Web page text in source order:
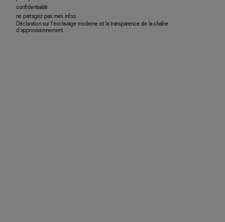
confidentialité
ne partagez pas mes infos
Déclaration sur l’esclavage moderne et la transparence de la chaîne
d’approvisionnement